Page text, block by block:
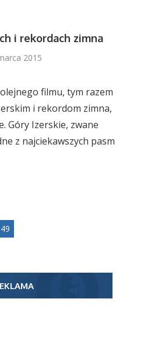
i rekordach zimna
2015
filmu, tym razem
i rekordom zimna,
Góry Izerskie, zwane
z najciekawszych pasm
49